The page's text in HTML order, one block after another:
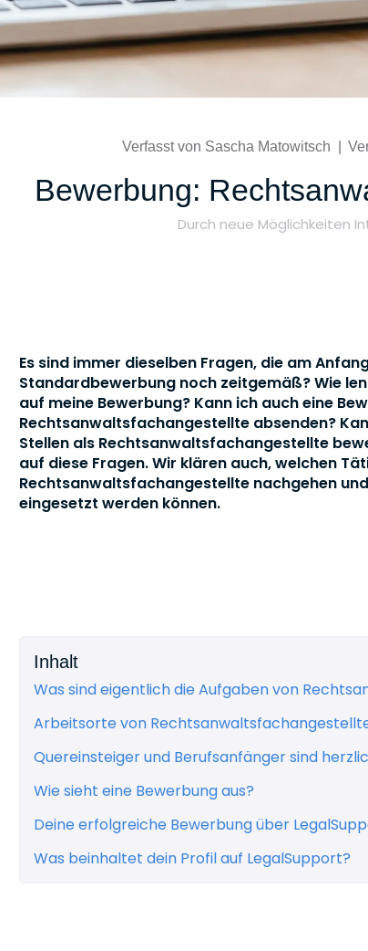
Verfasst von Sascha Matowitsch
Bewerbung:
Durch neue Möglichkeiten
Es sind immer dieselben Fragen, die am
Standardbewerbung noch zeitgemäß? Wie
auf meine Bewerbung? Kann ich auch eine
Rechtsanwaltsfachangestellte absenden?
Stellen als Rechtsanwaltsfachangestellte
auf diese Fragen. Wir klären auch, welchen
Rechtsanwaltsfachangestellte nachgehen
eingesetzt werden können.
Inhalt
Was sind eigentlich die Aufgaben von
Arbeitsorte von
Quereinsteiger und Berufsanfänger sind
Wie sieht eine Bewerbung aus?
Deine erfolgreiche Bewerbung über
Was beinhaltet dein Profil auf LegalSupport?